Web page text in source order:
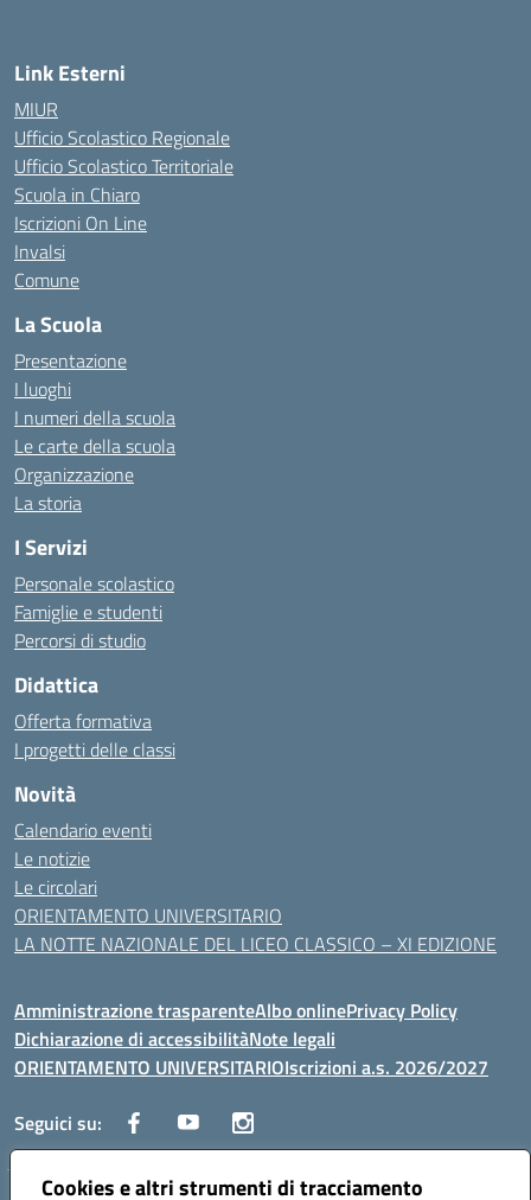
Cookies e altri strumenti di tracciamento
Link Esterni
MIUR
Ufficio Scolastico Regionale
Ufficio Scolastico Territoriale
Scuola in Chiaro
Iscrizioni On Line
Invalsi
Comune
La Scuola
Presentazione
I luoghi
I numeri della scuola
Le carte della scuola
Organizzazione
La storia
I Servizi
Personale scolastico
Famiglie e studenti
Percorsi di studio
Didattica
Offerta formativa
I progetti delle classi
Novità
Calendario eventi
Le notizie
Le circolari
ORIENTAMENTO UNIVERSITARIO
LA NOTTE NAZIONALE DEL LICEO CLASSICO – XI EDIZIONE
Amministrazione trasparenteAlbo onlinePrivacy Policy
Dichiarazione di accessibilitàNote legali
ORIENTAMENTO UNIVERSITARIOIscrizioni a.s. 2026/2027
Seguici su: